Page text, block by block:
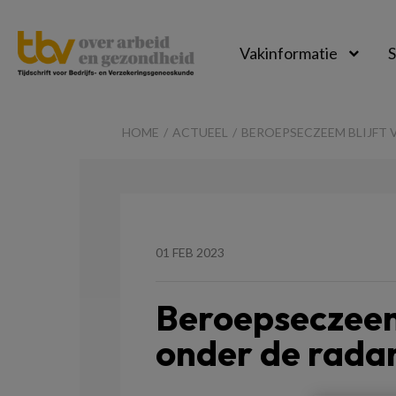
Online
Vakinformatie
HOME ACTUEEL BEROEPSECZEEM BLIJFT
01 FEB 2023
onder de